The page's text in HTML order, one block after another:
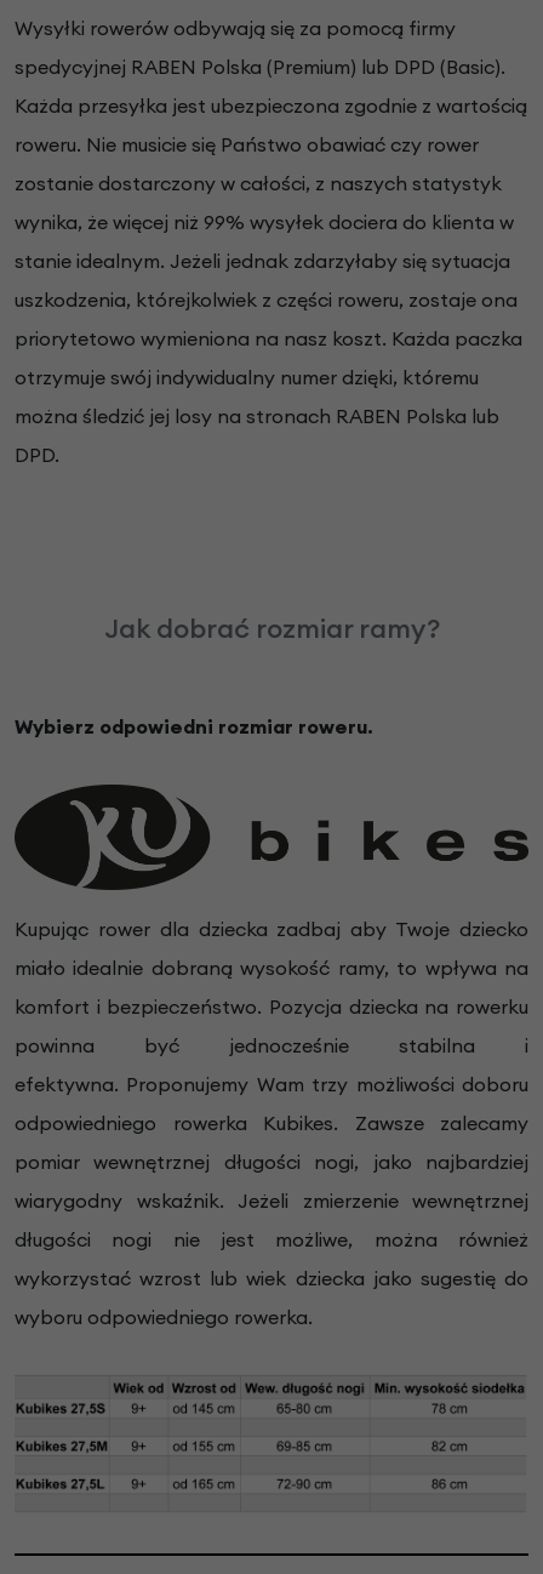
Wysyłki rowerów odbywają się za pomocą firmy
spedycyjnej RABEN Polska (Premium) lub DPD (Basic).
Każda przesyłka jest ubezpieczona zgodnie z wartością
roweru. Nie musicie się Państwo obawiać czy rower
zostanie dostarczony w całości, z naszych statystyk
wynika, że więcej niż 99% wysyłek dociera do klienta w
stanie idealnym. Jeżeli jednak zdarzyłaby się sytuacja
uszkodzenia, którejkolwiek z części roweru, zostaje ona
priorytetowo wymieniona na nasz koszt. Każda paczka
otrzymuje swój indywidualny numer dzięki, któremu
można śledzić jej losy na stronach RABEN Polska lub
DPD.
Jak dobrać rozmiar ramy?
Wybierz odpowiedni rozmiar roweru.
Kupując rower dla dziecka zadbaj aby Twoje dziecko
miało idealnie dobraną wysokość ramy, to wpływa na
komfort i bezpieczeństwo. Pozycja dziecka na rowerku
powinna być jednocześnie stabilna i
efektywna. Proponujemy Wam trzy możliwości doboru
odpowiedniego rowerka Kubikes. Zawsze zalecamy
pomiar wewnętrznej długości nogi, jako najbardziej
wiarygodny wskaźnik. Jeżeli zmierzenie wewnętrznej
długości nogi nie jest możliwe, można również
wykorzystać wzrost lub wiek dziecka jako sugestię do
wyboru odpowiedniego rowerka.